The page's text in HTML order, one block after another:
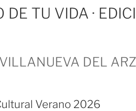
DE TU VIDA ·
DEL
Verano 2026